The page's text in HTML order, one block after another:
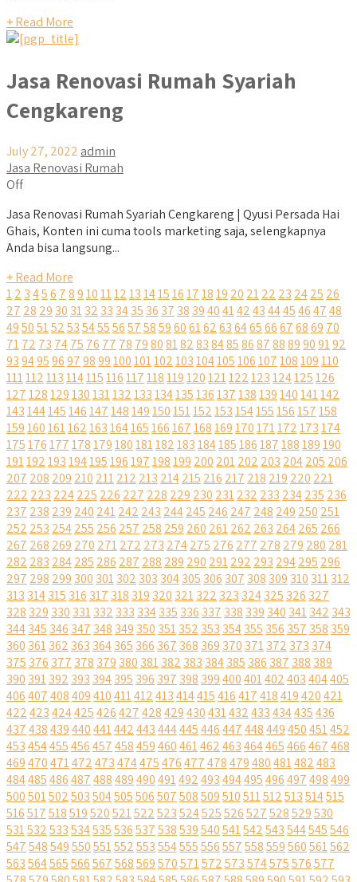
+ Read More
Jasa Renovasi Rumah Syariah
Cengkareng
July 27, 2022 admin
Jasa Renovasi Rumah
Off
Jasa Renovasi Rumah Syariah Cengkareng | Qyusi Persada Hai
Ghais, Konten ini cuma tools marketing saja, selengkapnya
Anda bisa langsung...
+ Read More
12 3456 78910111213141516171819 20 2122 23 2425 26
27 28 29 30 3132 33 3435 36 37 38 39404142434445464748
495051525354555657585960616263646566676869 70
7172 73 7475 76 77 78 7980818283848586878889909192
93949596979899100101102103104105106107108109110
111112113114115116117118119120121122123124125126
127128129130131132133134135136137138139140141142
143144145146147148149150151152153154155156157158
159160161162163164165166167168169170171172173174
175176177178179180181182183184185186187188189190
191192193194195196197198199 200 201202 203 204205 206
207 208 209 210 211212 213 214215 216 217 218 219 220 221
222 223 224225 226 227 228 229 230 231232 233 234235 236
237 238 239 240 241242 243 244245 246 247 248 249 250 251
252 253 254255 256 257 258 259 260 261262 263 264265 266
267 268 269 270 271272 273 274275 276 277 278 279 280 281
282 283 284285 286 287 288 289 290 291292 293 294295 296
297 298 299 300 301302 303 304305 306 307 308 309 310 311312
313 314315 316 317 318 319 320 321322 323 324325 326 327
328 329 330 331332 333 334335 336 337 338 339 340 341342 343
344345 346 347 348 349 350 351352 353 354355 356 357 358 359
360 361362 363 364365 366 367 368 369 370 371372 373 374
375 376 377 378 379 380 381382 383 384385 386 387 388 389
390 391392 393 394395 396 397 398 399400401402403404405
406407408409410411412413414415416417418419420421
422423424425426427428429430431432433434435436
437438439440441442443444445446447448449450451452
453454455456457458459460461462463464465466467468
469470471472473474475476477478479480481482483
484485486487488489490491492493494495496497498499
500501502503504505506507508509510511512513514515
516517518519520521522523524525526527528529530
531532533534535536537538539540541542543544545546
547548549550551552553554555556557558559560561562
563564565566567568569570571572573574575576577